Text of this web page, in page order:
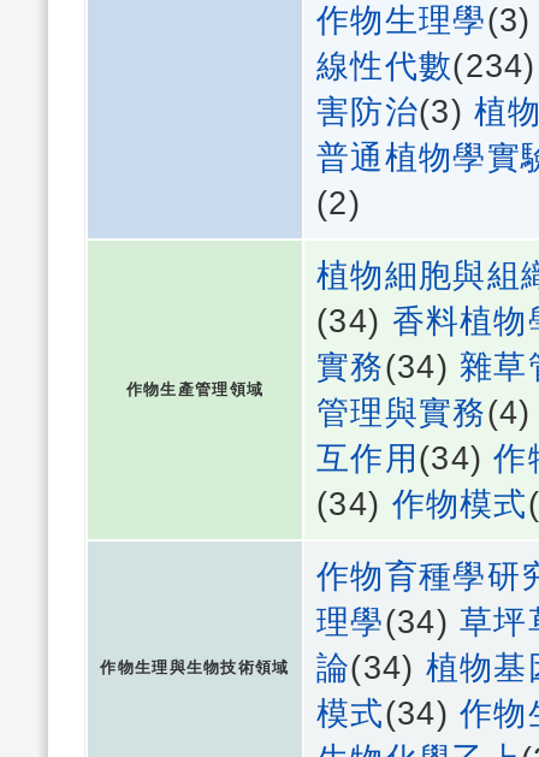
作物生理學
線性代數
害防治(3)植
普通植物學實
(2)
作物生產管理領域
植物細胞與組
(34) 香料植物
實務(34)雜草
管理與實務
互作用 (34)作
(34) 作物模式
作物生理與生物技術領域
作物育種學研
理學(34)草坪
論(34) 植物基
模式(34)作物